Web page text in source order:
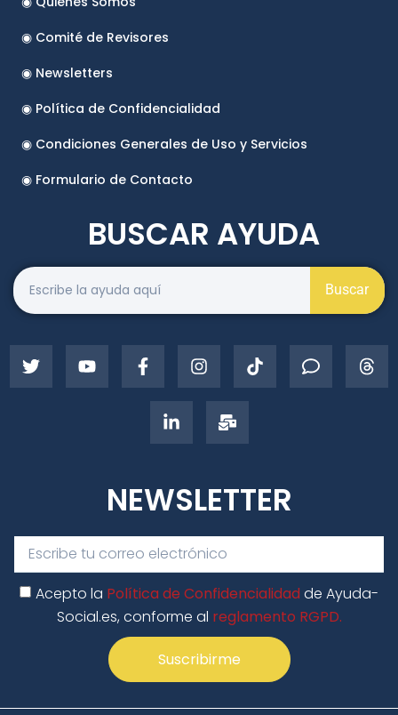
◉ Comité de Revisores
◉ Newsletters
◉ Política de Confidencialidad
◉ Condiciones Generales de Uso y Servicios
◉ Formulario de Contacto
Buscar
BUSCAR AYUDA
NEWSLETTER
Acepto la Política de Confidencialidad de Ayuda-
Social.es, conforme al reglamento RGPD.
Suscribirme